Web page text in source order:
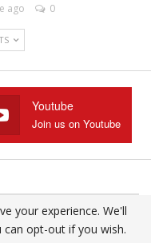
ago 0
Youtube
Join us on Youtube
your experience. We'll
opt-out if you wish.